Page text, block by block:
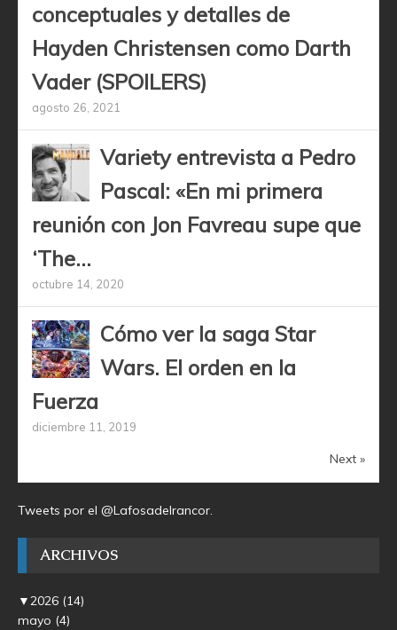
conceptuales y detalles de
Hayden Christensen como Darth
Vader (SPOILERS)
agosto 26, 2021
Variety entrevista a Pedro
Pascal: «En mi primera
reunión con Jon Favreau supe que
‘The...
octubre 14, 2020
Cómo ver la saga Star
Wars. El orden en la
Fuerza
diciembre 11, 2019
Next »
Tweets por el @Lafosadelrancor.
ARCHIVOS
▼2026 (14)
mayo (4)